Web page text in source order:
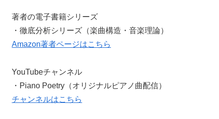
著者の電子書籍シリーズ
・徹底分析シリーズ（楽曲構造・音楽理論）
Amazon著者ページはこちら
YouTubeチャンネル
・Piano Poetry（オリジナルピアノ曲配信）
チャンネルはこちら